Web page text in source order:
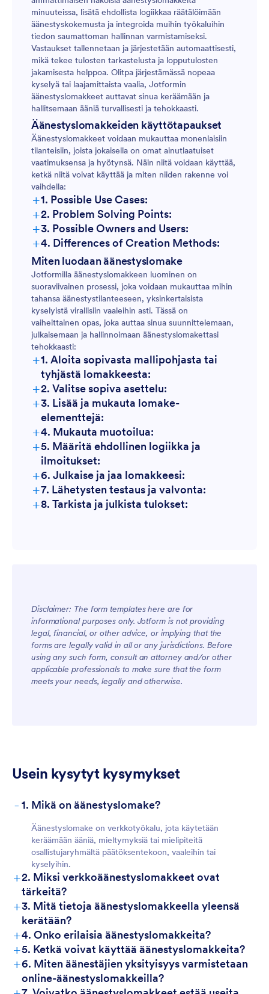
minuuteissa, lisätä ehdollista logiikkaa räätälöimään
äänestyskokemusta ja integroida muihin työkaluihin
tiedon saumattoman hallinnan varmistamiseksi.
Vastaukset tallennetaan ja järjestetään automaattisesti,
mikä tekee tulosten tarkastelusta ja lopputulosten
jakamisesta helppoa. Olitpa järjestämässä nopeaa
kyselyä tai laajamittaista vaalia, Jotformin
äänestyslomakkeet auttavat sinua keräämään ja
hallitsemaan ääniä turvallisesti ja tehokkaasti.
Äänestyslomakkeiden käyttötapaukset
Äänestyslomakkeet voidaan mukauttaa monenlaisiin
tilanteisiin, joista jokaisella on omat ainutlaatuiset
vaatimuksensa ja hyötynsä. Näin niitä voidaan käyttää,
ketkä niitä voivat käyttää ja miten niiden rakenne voi
vaihdella:
+1. Possible Use Cases:
+2. Problem Solving Points:
+3. Possible Owners and Users:
+4. Differences of Creation Methods:
Työntekijäpalkinnot:
Viralliset vaalit:
Miten luodaan äänestyslomake
Jotformilla äänestyslomakkeen luominen on
suoraviivainen prosessi, joka voidaan mukauttaa mihin
tahansa äänestystilanteeseen, yksinkertaisista
kyselyistä virallisiin vaaleihin asti. Tässä on
vaiheittainen opas, joka auttaa sinua suunnittelemaan,
julkaisemaan ja hallinnoimaan äänestyslomakettasi
tehokkaasti:
+1. Aloita sopivasta mallipohjasta tai
tyhjästä lomakkeesta:
+2. Valitse sopiva asettelu:
+3. Lisää ja mukauta lomake-
elementtejä:
+4. Mukauta muotoilua:
+5. Määritä ehdollinen logiikka ja
ilmoitukset:
+6. Julkaise ja jaa lomakkeesi:
+7. Lähetysten testaus ja valvonta:
+8. Tarkista ja julkista tulokset:
Disclaimer: The form templates here are for
informational purposes only. Jotform is not providing
legal, financial, or other advice, or implying that the
forms are legally valid in all or any jurisdictions. Before
using any such form, consult an attorney and/or other
applicable professionals to make sure that the form
meets your needs, legally and otherwise.
Usein kysytyt kysymykset
- 1. Mikä on äänestyslomake?
Äänestyslomake on verkkotyökalu, jota käytetään
keräämään ääniä, mieltymyksiä tai mielipiteitä
osallistujaryhmältä päätöksentekoon, vaaleihin tai
kyselyihin.
+2. Miksi verkkoäänestyslomakkeet ovat
tärkeitä?
+3. Mitä tietoja äänestyslomakkeella yleensä
kerätään?
+4. Onko erilaisia äänestyslomakkeita?
+5. Ketkä voivat käyttää äänestyslomakkeita?
+6. Miten äänestäjien yksityisyys varmistetaan
online-äänestyslomakkeilla?